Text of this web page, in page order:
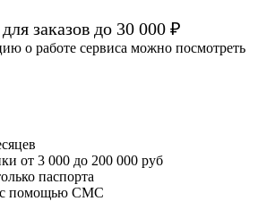
заказов до 30 000 ₽
о работе сервиса можно посмотреть
от 3 000 до 200 000 руб
паспорта
с помощью СМС